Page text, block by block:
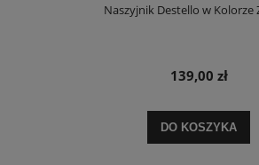
Naszyjnik Destello w Kolorze
139,00 zł
DO KOSZYKA